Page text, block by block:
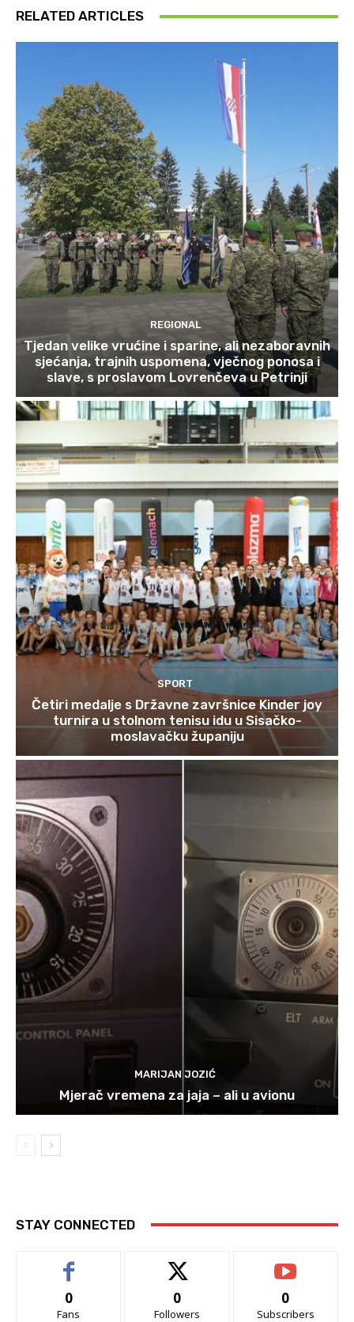
RELATED ARTICLES
REGIONAL
Tjedan velike vrućine i sparine, ali nezaboravnih
sjećanja, trajnih uspomena, vječnog ponosa i
slave, s proslavom Lovrenčeva u Petrinji
SPORT
Četiri medalje s Državne završnice Kinder joy
turnira u stolnom tenisu idu u Sisačko-
moslavačku županiju
MARIJAN JOZIĆ
Mjerač vremena za jaja – ali u avionu
STAY CONNECTED
0
Fans
0
Followers
0
Subscribers